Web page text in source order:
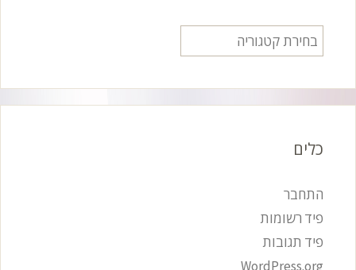
קטגוריות
כלים
התחבר
פיד רשומות
פיד תגובות
WordPress.org